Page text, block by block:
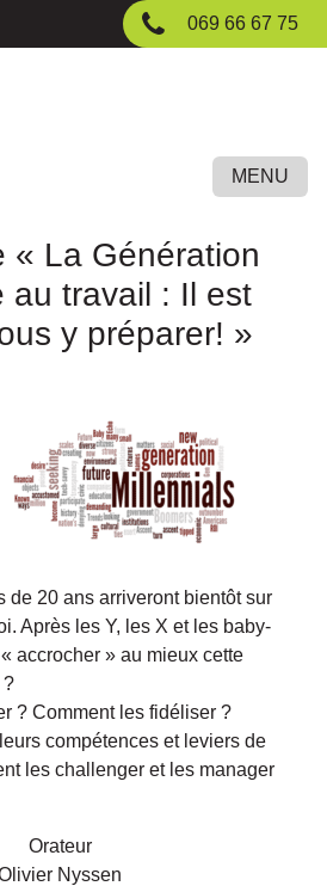
069 66 67 75
MENU
« La Génération
au travail : Il est
y préparer! »
de 20 ans arriveront bientôt sur
Après les Y, les X et les baby-
accrocher » au mieux cette
?
? Comment les fidéliser ?
compétences et leviers de
les challenger et les manager
Orateur
Nyssen